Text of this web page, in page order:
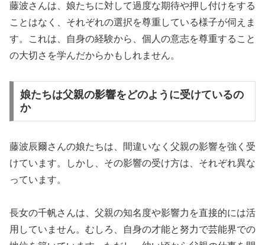
藤波さんは、娘たちに対して過度な期待や押し付けをする
ことはなく、それぞれの選択を尊重している様子が伺えま
す。これは、自身の経験から、個人の意志を尊重すること
の大切さを学んだからかもしれません。
娘たちは父親の影響をどのように受けているの
か
藤波辰爾さんの娘たちは、間違いなく父親の影響を強く受
けています。しかし、その影響の受け方は、それぞれ異な
っています。
長女の千帆さんは、父親の知名度や影響力を直接的には活
用していません。むしろ、自身の才能と努力で芸能界での